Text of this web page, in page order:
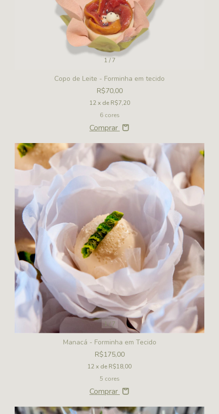
1 /7
Copo de Leite - Forminha em tecido
R$70,00
12 x de R$7,20
6 cores
Comprar
1/ 7
Manacá - Forminha em Tecido
R$175,00
12x de R$18,00
5 cores
Comprar